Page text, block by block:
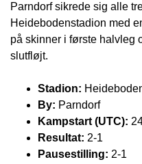
Parndorf sikrede sig alle
Heidebodenstadion med
på skinner i første halvleg
slutfløjt.
Stadion:
By: Parndorf
Kampstart (UTC):
Resultat: 2-1
Pausestilling: 2-1